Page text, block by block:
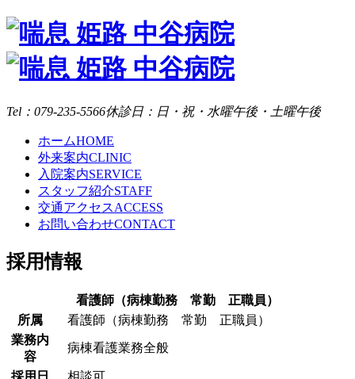
Tel：079-235-5566休診日：日・祝・水曜午後・土曜午後
ホームHOME
外来案内CLINIC
入院案内SERVICE
スタッフ紹介STAFF
交通アクセスACCESS
お問い合わせCONTACT
採用情報
看護師（病棟勤務 常勤 正職員）
所属
看護師（病棟勤務 常勤 正職員）
業務内
容
病棟看護業務全般
採用日
相談可